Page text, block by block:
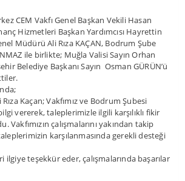
CEM Vakfı Genel Başkan Vekili Hasan
Hizmetleri Başkan Yardımcısı Hayrettin
Müdürü Ali Rıza KAÇAN, Bodrum Şube
ile birlikte; Muğla Valisi Sayın Orhan
Belediye Başkanı Sayın Osman GÜRÜN’ü
Kaçan; Vakfımız ve Bodrum Şubesi
vererek, taleplerimizle ilgili karşılıklı fikir
Vakfımızın çalışmalarını yakından takip
karşılanmasında gerekli desteği
ilgiye teşekkür eder, çalışmalarında başarılar